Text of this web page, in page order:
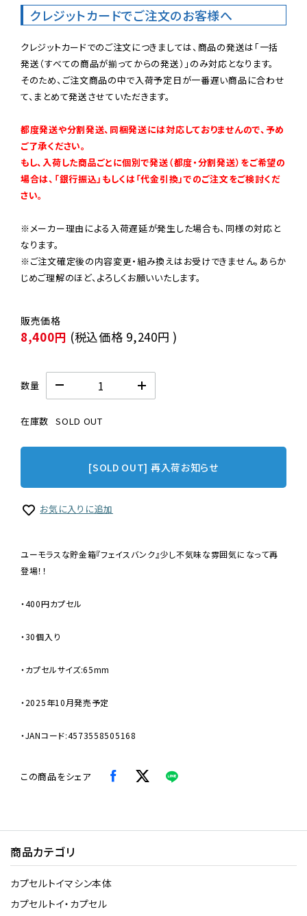
クレジットカードでご注文のお客様へ
クレジットカードでのご注文につきましては、商品の発送は「一括
発送（すべての商品が揃ってからの発送）」のみ対応となります。
そのため、ご注文商品の中で入荷予定日が一番遅い商品に合わせ
て、まとめて発送させていただきます。
都度発送や分割発送、同梱発送には対応しておりませんので、予め
ご了承ください。
もし、入荷した商品ごとに個別で発送（都度・分割発送）をご希望の
場合は、「銀行振込」もしくは「代金引換」でのご注文をご検討くだ
さい。
※メーカー理由による入荷遅延が発生した場合も、同様の対応と
なります。
※ご注文確定後の内容変更・組み換えはお受けできません。あらか
じめご理解のほど、よろしくお願いいたします。
8,400円 (税込価格 9,240円 )
数量
在庫数 SOLD OUT
[SOLD OUT] 再入荷お知らせ
お気に入りに追加
ユーモラスな貯金箱『フェイスバンク』少し不気味な雰囲気になって再
登場！！
・400円カプセル
・30個入り
・カプセルサイズ:65mm
・2025年10月発売予定
・JANコード:4573558505168
この商品をシェア
商品カテゴリ
カプセルトイマシン本体
カプセルトイ・カプセル